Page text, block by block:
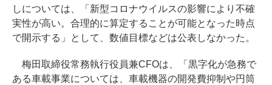
しについては、「新型コロナウイルスの影響により不確
実性が高い。合理的に算定することが可能となった時点
で開示する」として、数値目標などは公表しなかった。
梅田取締役常務執行役員兼CFOは、「黒字化が急務で
ある車載事業については、車載機器の開発費抑制や円筒